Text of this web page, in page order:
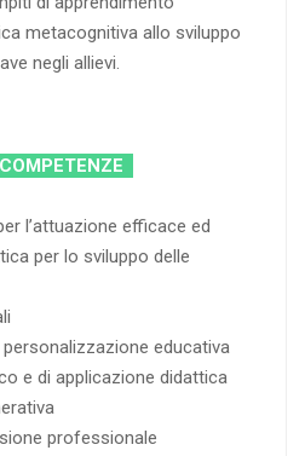
metacognitiva allo sviluppo
negli allievi.
l’attuazione efficace ed
per lo sviluppo delle
educativa
e di applicazione didattica
professionale